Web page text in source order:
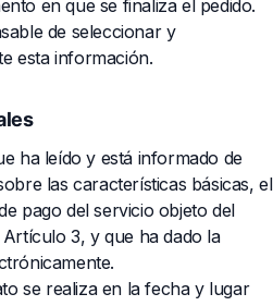
en que se finaliza el pedido.
de seleccionar y
esta información.
ha leído y está informado de
las características básicas, el
pago del servicio objeto del
3, y que ha dado la
se realiza en la fecha y lugar